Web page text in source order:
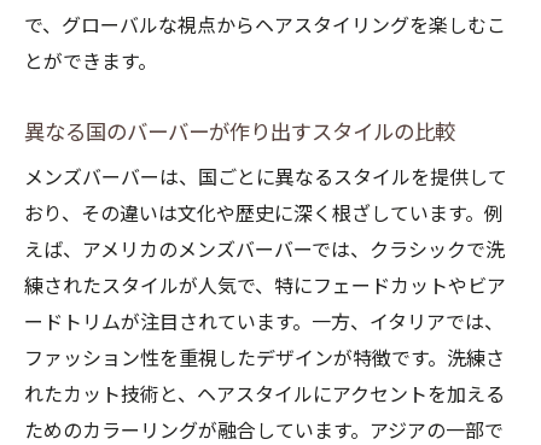
で、グローバルな視点からヘアスタイリングを楽しむこ
とができます。
異なる国のバーバーが作り出すスタイルの比較
メンズバーバーは、国ごとに異なるスタイルを提供して
おり、その違いは文化や歴史に深く根ざしています。例
えば、アメリカのメンズバーバーでは、クラシックで洗
練されたスタイルが人気で、特にフェードカットやビア
ードトリムが注目されています。一方、イタリアでは、
ファッション性を重視したデザインが特徴です。洗練さ
れたカット技術と、ヘアスタイルにアクセントを加える
ためのカラーリングが融合しています。アジアの一部で